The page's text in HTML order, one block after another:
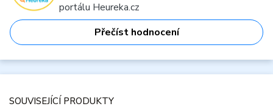
portálu Heureka.cz
Přečíst hodnocení
SOUVISEJÍCÍ PRODUKTY